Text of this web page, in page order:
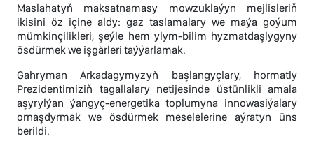
Maslahatyň maksatnamasy mowzuklaýyn mejlisleriň
ikisini öz içine aldy: gaz taslamalary we maýa goýum
mümkinçilikleri, şeýle hem ylym-bilim hyzmatdaşlygyny
ösdürmek we işgärleri taýýarlamak.
Gahryman Arkadagymyzyň başlangyçlary, hormatly
Prezidentimiziň tagallalary netijesinde üstünlikli amala
aşyrylýan ýangyç-energetika toplumyna innowasiýalary
ornaşdyrmak we ösdürmek meselelerine aýratyn üns
berildi.